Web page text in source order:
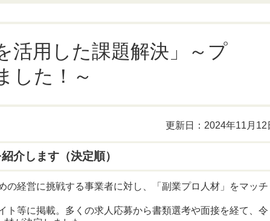
活用した課題解決」～プ
した！～
更新日：2024年11月12
介します（決定順）
の経営に挑戦する事業者に対し、「副業プロ人材」をマッチ
ト等に掲載。多くの求人応募から書類選考や面接を経て、令